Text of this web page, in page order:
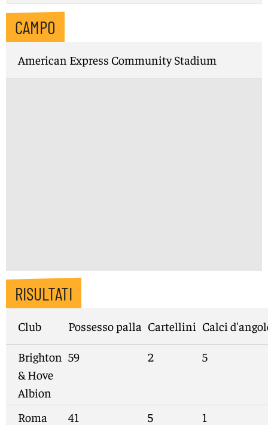
CAMPO
American Express Community Stadium
RISULTATI
Club Possesso palla Cartellini Calci
Brighton
& Hove
Albion
59 2 5
Roma 41 5 1